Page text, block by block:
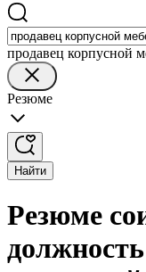
продавец корпусной
Резюме
Найти
Резюме